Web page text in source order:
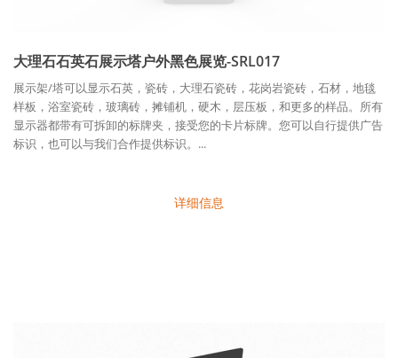
大理石石英石展示塔户外黑色展览-SRL017
展示架/塔可以显示石英，瓷砖，大理石瓷砖，花岗岩瓷砖，石材，地毯
样板，浴室瓷砖，玻璃砖，摊铺机，硬木，层压板，和更多的样品。所有
显示器都带有可拆卸的标牌夹，接受您的卡片标牌。您可以自行提供广告
标识，也可以与我们合作提供标识。...
详细信息